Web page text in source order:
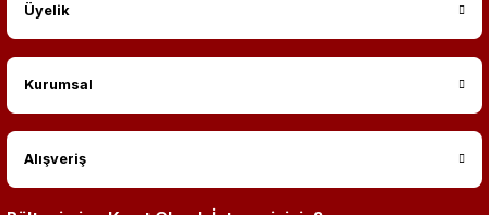
Üyelik
Kurumsal
Alışveriş